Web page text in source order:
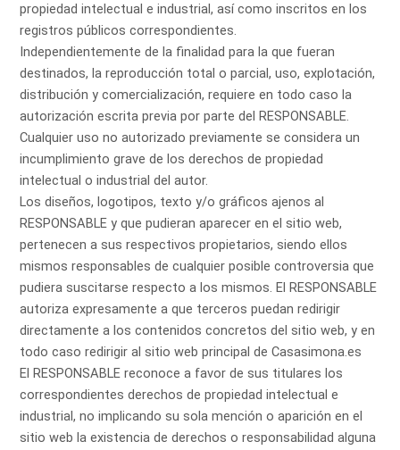
propiedad intelectual e industrial, así como inscritos en los
registros públicos correspondientes.
Independientemente de la finalidad para la que fueran
destinados, la reproducción total o parcial, uso, explotación,
distribución y comercialización, requiere en todo caso la
autorización escrita previa por parte del RESPONSABLE.
Cualquier uso no autorizado previamente se considera un
incumplimiento grave de los derechos de propiedad
intelectual o industrial del autor.
Los diseños, logotipos, texto y/o gráficos ajenos al
RESPONSABLE y que pudieran aparecer en el sitio web,
pertenecen a sus respectivos propietarios, siendo ellos
mismos responsables de cualquier posible controversia que
pudiera suscitarse respecto a los mismos. El RESPONSABLE
autoriza expresamente a que terceros puedan redirigir
directamente a los contenidos concretos del sitio web, y en
todo caso redirigir al sitio web principal de Casasimona.es
El RESPONSABLE reconoce a favor de sus titulares los
correspondientes derechos de propiedad intelectual e
industrial, no implicando su sola mención o aparición en el
sitio web la existencia de derechos o responsabilidad alguna